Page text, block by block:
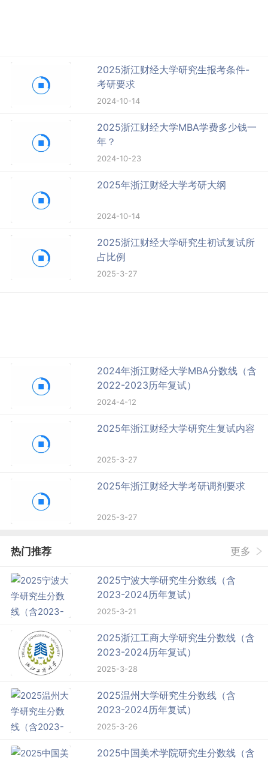
2025浙江财经大学研究生报考条件-
考研要求
2024-10-14
2025浙江财经大学MBA学费多少钱一
年？
2024-10-23
2025年浙江财经大学考研大纲
2024-10-14
2025浙江财经大学研究生初试复试所
占比例
2025-3-27
2024年浙江财经大学MBA分数线（含
2022-2023历年复试）
2024-4-12
2025年浙江财经大学研究生复试内容
2025-3-27
2025年浙江财经大学考研调剂要求
2025-3-27
热门推荐 更多
2025宁波大学研究生分数线（含
2023-2024历年复试）
2025-3-21
2025浙江工商大学研究生分数线（含
2023-2024历年复试）
2025-3-28
2025温州大学研究生分数线（含
2023-2024历年复试）
2025-3-26
2025中国美术学院研究生分数线（含